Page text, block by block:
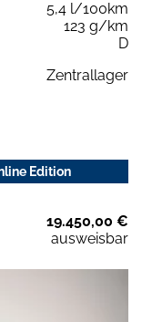
5,4 l/100km
123 g/km
D
Zentrallager
Edition
19.450,00 €
ausweisbar